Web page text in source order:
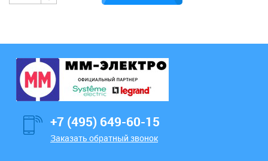
+7 (495) 649-60-15
Заказать обратный звонок